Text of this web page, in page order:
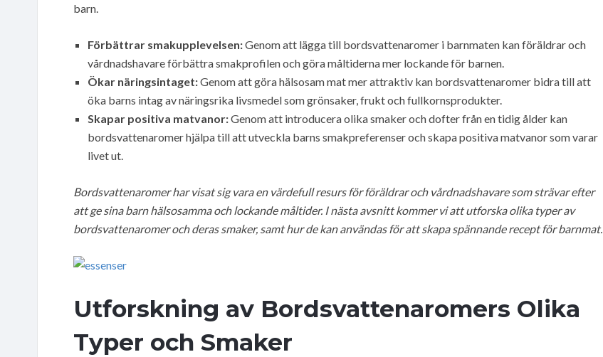
barn.
Förbättrar smakupplevelsen:Genom att lägga till bordsvattenaromer i barnmaten kan föräldrar och
vårdnadshavare förbättra smakprofilen och göra måltiderna mer lockande för barnen.
Ökar näringsintaget:Genom att göra hälsosam mat mer attraktiv kan bordsvattenaromer bidra till att
öka barns intag av näringsrika livsmedel som grönsaker, frukt och fullkornsprodukter.
Skapar positiva matvanor:Genom att introducera olika smaker och dofter från en tidig ålder kan
bordsvattenaromer hjälpa till att utveckla barns smakpreferenser och skapa positiva matvanor som varar
livet ut.
Bordsvattenaromer har visat sig vara en värdefull resurs för föräldrar och vårdnadshavare som strävar efter
att ge sina barn hälsosamma och lockande måltider. I nästa avsnitt kommer vi att utforska olika typer av
bordsvattenaromer och deras smaker, samt hur de kan användas för att skapa spännande recept för barnmat.
Utforskning av Bordsvattenaromers Olika
Typer och Smaker